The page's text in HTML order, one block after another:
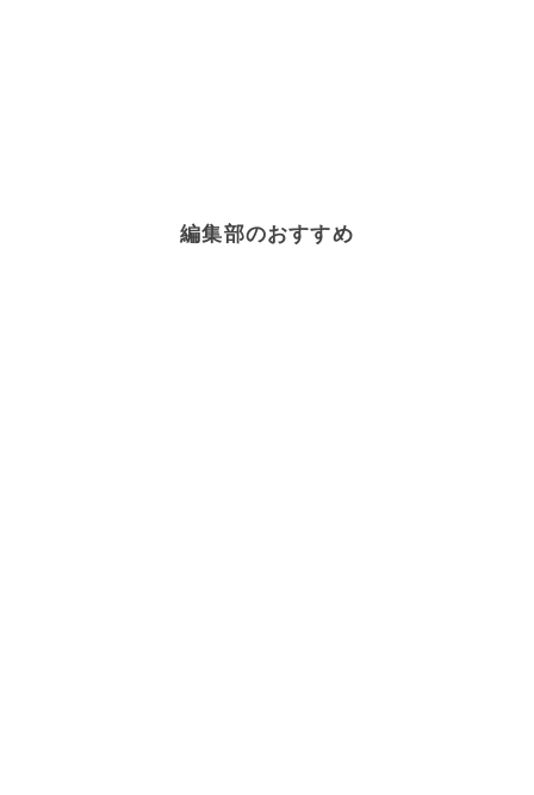
編集部のおすすめ